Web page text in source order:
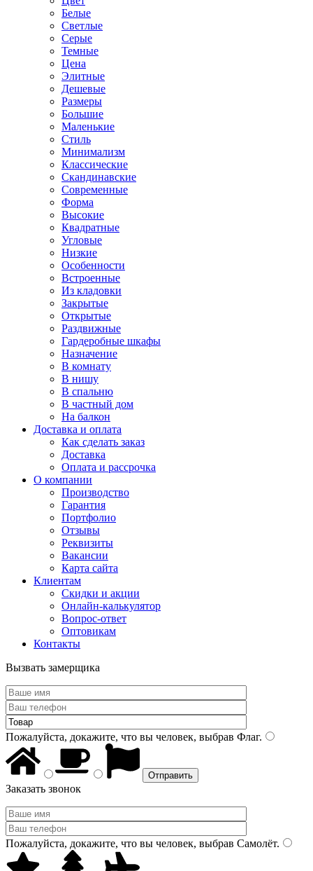
Белые
Светлые
Серые
Темные
Цена
Элитные
Дешевые
Размеры
Большие
Маленькие
Стиль
Минимализм
Классические
Скандинавские
Современные
Форма
Высокие
Квадратные
Угловые
Низкие
Особенности
Встроенные
Из кладовки
Закрытые
Открытые
Раздвижные
Гардеробные шкафы
Назначение
В комнату
В нишу
В спальню
В частный дом
На балкон
Доставка и оплата
Как сделать заказ
Доставка
Оплата и рассрочка
О компании
Производство
Гарантия
Портфолио
Отзывы
Реквизиты
Вакансии
Карта сайта
Клиентам
Скидки и акции
Онлайн-калькулятор
Вопрос-ответ
Оптовикам
Контакты
Вызвать замерщика
Пожалуйста, докажите, что вы человек, выбрав Флаг.
Заказать звонок
Пожалуйста, докажите, что вы человек, выбрав Самолёт.